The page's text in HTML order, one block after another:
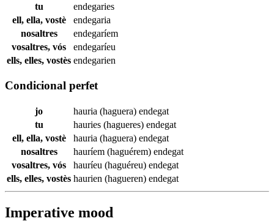
tu
endegaries
ell, ella, vostè
endegaria
nosaltres
endegaríem
vosaltres, vós
endegaríeu
ells, elles, vostès endegarien
Condicional perfet
jo hauria (haguera) endegat
tu
hauries (hagueres) endegat
ell, ella, vostè
hauria (haguera) endegat
nosaltres
hauríem (haguérem) endegat
vosaltres, vós
hauríeu (haguéreu) endegat
ells, elles, vostès haurien (hagueren) endegat
Imperative mood